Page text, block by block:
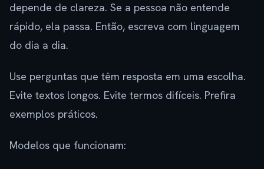
depende de clareza. Se a pessoa não entende
rápido, ela passa. Então, escreva com linguagem
do dia a dia.
Use perguntas que têm resposta em uma escolha.
Evite textos longos. Evite termos difíceis. Prefira
exemplos práticos.
Modelos que funcionam: